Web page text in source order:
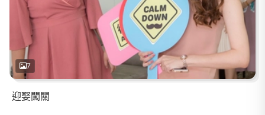
7
迎娶闖關